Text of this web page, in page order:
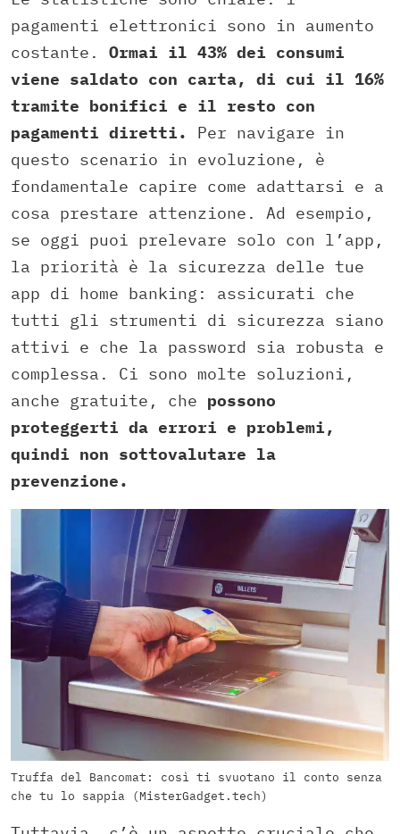
pagamenti elettronici sono in aumento
costante.
Ormai il 43% dei consumi
viene saldato con carta, di cui il 16%
tramite bonifici e il resto con
pagamenti diretti.
Per navigare in
questo scenario in evoluzione, è
fondamentale capire come adattarsi e a
cosa prestare attenzione. Ad esempio,
se oggi puoi prelevare solo con l’app,
la priorità è la sicurezza delle tue
app di home banking: assicurati che
tutti gli strumenti di sicurezza siano
attivi e che la password sia robusta e
complessa. Ci sono molte soluzioni,
anche gratuite, che possono
proteggerti da errori e problemi,
quindi non sottovalutare la
prevenzione.
Truffa del Bancomat: così ti svuotano il conto senza
che tu lo sappia (MisterGadget.tech)